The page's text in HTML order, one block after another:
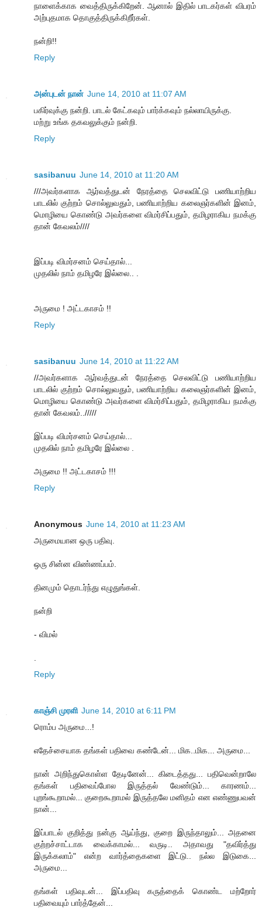
நாளைக்காக வைத்திருக்கிறேன். ஆனால் இதில் பாடகர்கள் விபரம்
அற்புதமாக தொகுத்திருக்கிறீர்கள்.
நன்றி!!
Reply
அன்புடன் நான் June 14, 2010 at 11:07 AM
பகிர்வுக்கு நன்றி. பாடல் கேட்கவும் பார்க்கவும் நல்லாயிருக்கு.
மற்று உங்க தகவலுக்கும் நன்றி.
Reply
sasibanuu June 14, 2010 at 11:20 AM
///அவர்களாக ஆர்வத்துடன் நேரத்தை செலவிட்டு பணியாற்றிய
பாடலில் குற்றம் சொல்லுவதும், பணியாற்றிய கலைஞர்களின் இனம்,
மொழியை கொண்டு அவர்களை விமர்சிப்பதும், தமிழராகிய நமக்கு
தான் கேவலம்////
இப்படி விமர்சனம் செய்தால்...
முதலில் நாம் தமிழரே இல்லை.. .
அருமை ! அட்டகாசம் !!
Reply
sasibanuu June 14, 2010 at 11:22 AM
//அவர்களாக ஆர்வத்துடன் நேரத்தை செலவிட்டு பணியாற்றிய
பாடலில் குற்றம் சொல்லுவதும், பணியாற்றிய கலைஞர்களின் இனம்,
மொழியை கொண்டு அவர்களை விமர்சிப்பதும், தமிழராகிய நமக்கு
தான் கேவலம்../////
இப்படி விமர்சனம் செய்தால்...
முதலில் நாம் தமிழரே இல்லை .
அருமை !! அட்டகாசம் !!!
Reply
Anonymous June 14, 2010 at 11:23 AM
அருமையான ஒரு பதிவு.
ஒரு சின்ன விண்ணப்பம்.
தினமும் தொடர்ந்து எழுதுங்கள்.
நன்றி
- விமல்
Reply
காஞ்சி முரளி June 14, 2010 at 6:11 PM
ரொம்ப அருமை...!
எதேச்சையாக தங்கள் பதிவை கண்டேன்... மிக..மிக... அருமை...
நான் அறிந்துகொள்ள தேடினேன்... கிடைத்தது... பதிவென்றாலே
தங்கள் பதிவைப்போல இருத்தல் வேண்டும்... காரணம்...
புறங்கூறாமல்... குறைகூறாமல் இருத்தலே மனிதம் என எண்ணுபவன்
நான்...
இப்பாடல் குறித்து நன்கு ஆய்ந்து, குறை இருந்தாலும்... அதனை
குற்றச்சாட்டாக வைக்காமல்... வருடி.. அதாவது "தவிர்த்து
இருக்கலாம்" என்ற வார்த்தைகளை இட்டு.. நல்ல இடுகை...
அருமை...
தங்கள் பதிவுடன்... இப்பதிவு கருத்தைக் கொண்ட மற்றோர்
பதிவையும் பார்த்தேன்...